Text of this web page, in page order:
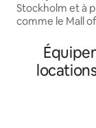
Stockholm et à
comme le Mall
cm de large,
une
et un coin
linge de lit, les
de cuisine sont